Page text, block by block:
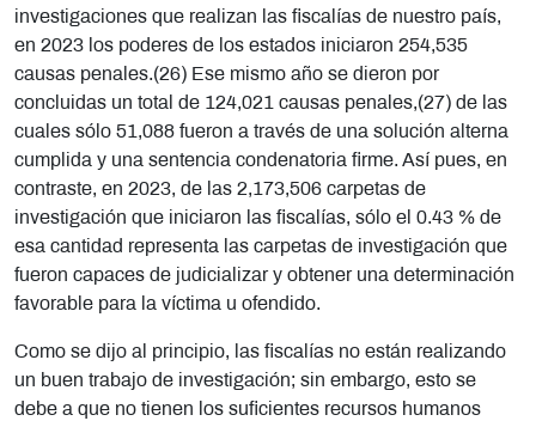
investigaciones que realizan las fiscalías de nuestro país,
en 2023 los poderes de los estados iniciaron 254,535
causas penales.(26) Ese mismo año se dieron por
concluidas un total de 124,021 causas penales,(27) de las
cuales sólo 51,088 fueron a través de una solución alterna
cumplida y una sentencia condenatoria firme. Así pues, en
contraste, en 2023, de las 2,173,506 carpetas de
investigación que iniciaron las fiscalías, sólo el 0.43 % de
esa cantidad representa las carpetas de investigación que
fueron capaces de judicializar y obtener una determinación
favorable para la víctima u ofendido.
Como se dijo al principio, las fiscalías no están realizando
un buen trabajo de investigación; sin embargo, esto se
debe a que no tienen los suficientes recursos humanos